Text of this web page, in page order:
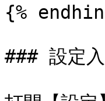
{%
### 設定